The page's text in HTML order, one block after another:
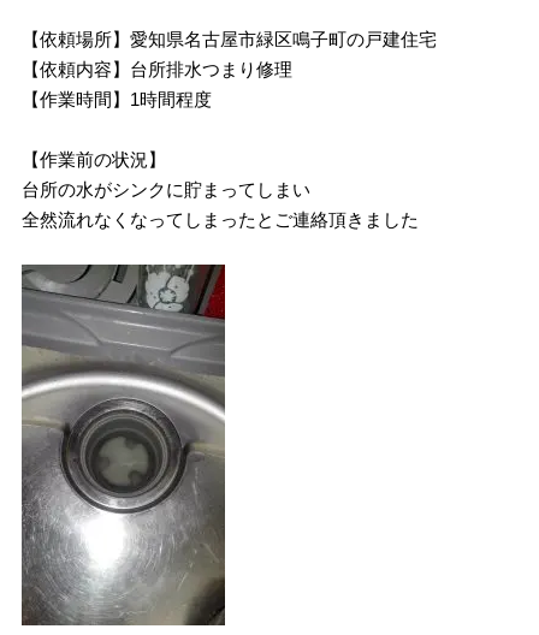
【依頼場所】愛知県名古屋市緑区鳴子町の戸建住宅
【依頼内容】台所排水つまり修理
【作業時間】1時間程度
【作業前の状況】
台所の水がシンクに貯まってしまい
全然流れなくなってしまったとご連絡頂きました